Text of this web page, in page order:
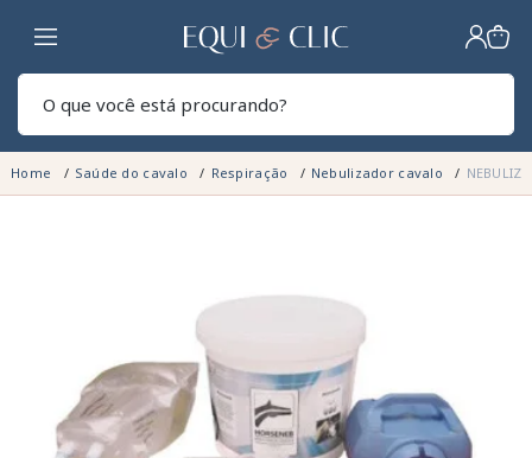
Lar
Home Saúde do cavalo Respiração Nebulizador cavalo